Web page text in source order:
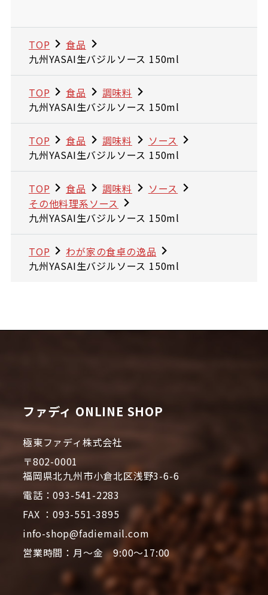
TOP
食品
九州YASAI生バジルソース 150ml
TOP 食品
調味料
九州YASAI生バジルソース 150ml
TOP 食品 調味料
ソース
九州YASAI生バジルソース 150ml
TOP 食品 調味料
ソース
その他料理系ソース
九州YASAI生バジルソース 150ml
TOP
わが家の食卓の逸品
九州YASAI生バジルソース 150ml
ファディ ONLINE SHOP
極東ファディ株式会社
〒802-0001
福岡県北九州市小倉北区浅野3-6-6
電話：093-541-2283
FAX ：093-551-3895
info-shop@fadiemail.com
営業時間：月～金 9:00～17:00